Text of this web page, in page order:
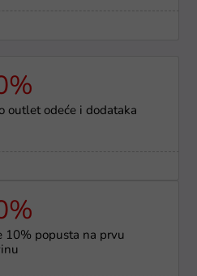
outlet odeće i dodataka
10% popusta na prvu